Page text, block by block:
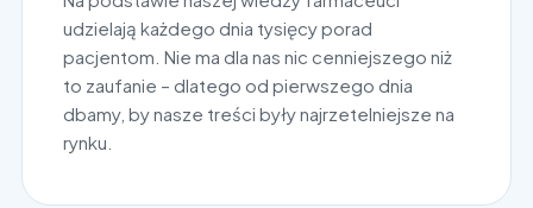
udzielają każdego dnia tysięcy porad
pacjentom. Nie ma dla nas nic cenniejszego niż
to zaufanie – dlatego od pierwszego dnia
dbamy, by nasze treści były najrzetelniejsze na
rynku.